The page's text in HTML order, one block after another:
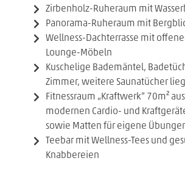
Zirbenholz-Ruheraum mit
Panorama-Ruheraum mit
Wellness-Dachterrasse mit
Lounge-Möbeln
Kuschelige Bademäntel,
Zimmer, weitere Saunatücher
Fitnessraum „Kraftwerk“ 70m²
modernen Cardio- und
sowie Matten für eigene
Teebar mit Wellness-Tees und
Knabbereien